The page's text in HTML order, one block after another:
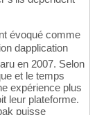
évoqué comme
dapplication
en 2007. Selon
et le temps
expérience plus
leur plateforme.
puisse